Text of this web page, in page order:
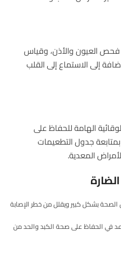
العيون والأذن، وقياس
إلى الاستماع إلى القلب
الهامة للحفاظ على
جدول التطعيمات
المعدية.
الصحة بشكل كبير ويقلل من خطر الإصابة
في الحفاظ على صحة الكبد والحد من